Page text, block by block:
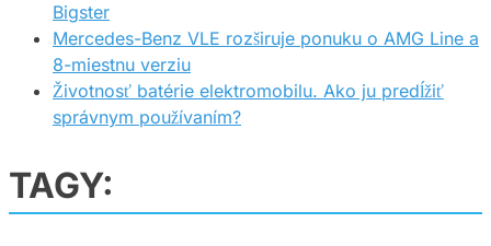
Bigster
Mercedes-Benz VLE rozširuje ponuku o AMG Line a
8-miestnu verziu
Životnosť batérie elektromobilu. Ako ju predĺžiť
správnym používaním?
TAGY: